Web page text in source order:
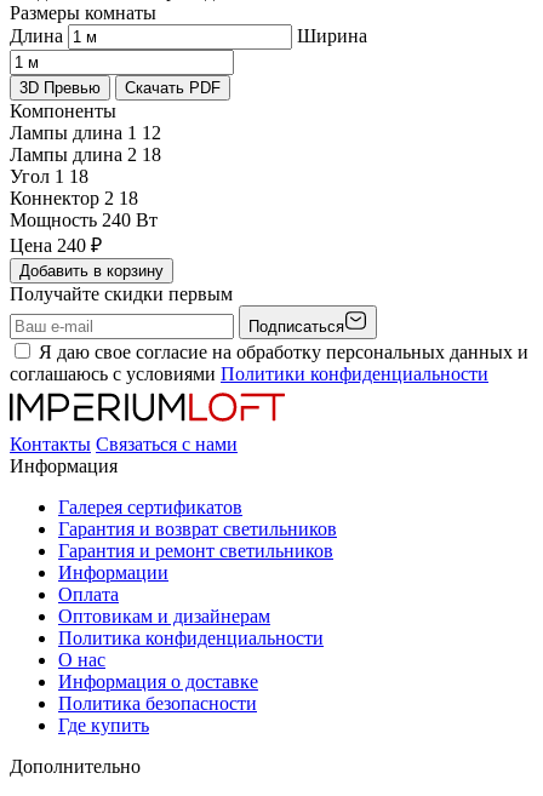
Размеры комнаты
Длина
Ширина
3D Превью Скачать PDF
Компоненты
Лампы длина 1 12
Лампы длина 2 18
Угол 1 18
Коннектор 2 18
Мощность 240 Вт
Цена 240 ₽
Добавить в корзину
Получайте скидки первым
Подписаться
Я даю свое согласие на обработку персональных данных и
соглашаюсь с условиями Политики конфиденциальности
Контакты Связаться с нами
Информация
Галерея сертификатов
Гарантия и возврат светильников
Гарантия и ремонт светильников
Информации
Оплата
Оптовикам и дизайнерам
Политика конфиденциальности
О нас
Информация о доставке
Политика безопасности
Где купить
Дополнительно